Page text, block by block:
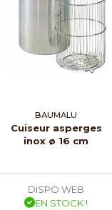
BAUMALU
Cuiseur asperges
inox ø 16 cm
DISPO WEB
EN STOCK !